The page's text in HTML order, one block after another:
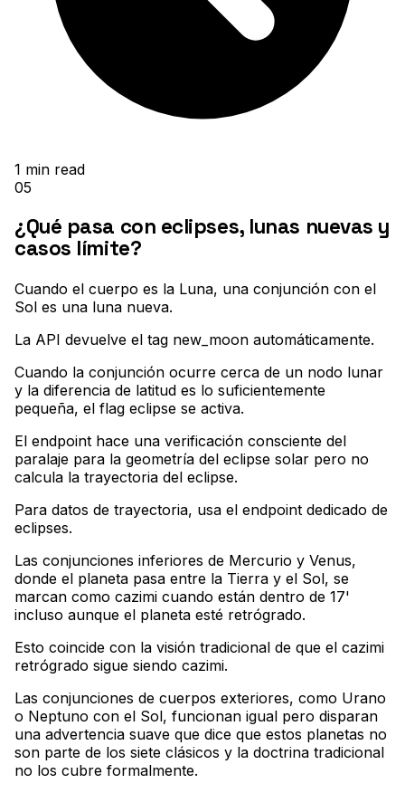
1 min read
05
¿Qué pasa con eclipses, lunas nuevas y
casos límite?
Cuando el cuerpo es la Luna, una conjunción con el
Sol es una luna nueva.
La API devuelve el tag new_moon automáticamente.
Cuando la conjunción ocurre cerca de un nodo lunar
y la diferencia de latitud es lo suficientemente
pequeña, el flag eclipse se activa.
El endpoint hace una verificación consciente del
paralaje para la geometría del eclipse solar pero no
calcula la trayectoria del eclipse.
Para datos de trayectoria, usa el endpoint dedicado de
eclipses.
Las conjunciones inferiores de Mercurio y Venus,
donde el planeta pasa entre la Tierra y el Sol, se
marcan como cazimi cuando están dentro de 17'
incluso aunque el planeta esté retrógrado.
Esto coincide con la visión tradicional de que el cazimi
retrógrado sigue siendo cazimi.
Las conjunciones de cuerpos exteriores, como Urano
o Neptuno con el Sol, funcionan igual pero disparan
una advertencia suave que dice que estos planetas no
son parte de los siete clásicos y la doctrina tradicional
no los cubre formalmente.